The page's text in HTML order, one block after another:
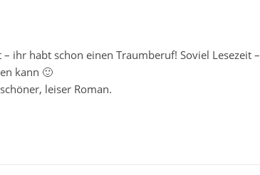
ihr habt schon einen Traumberuf! Soviel Lesezeit –
kann 🙂
leiser Roman.